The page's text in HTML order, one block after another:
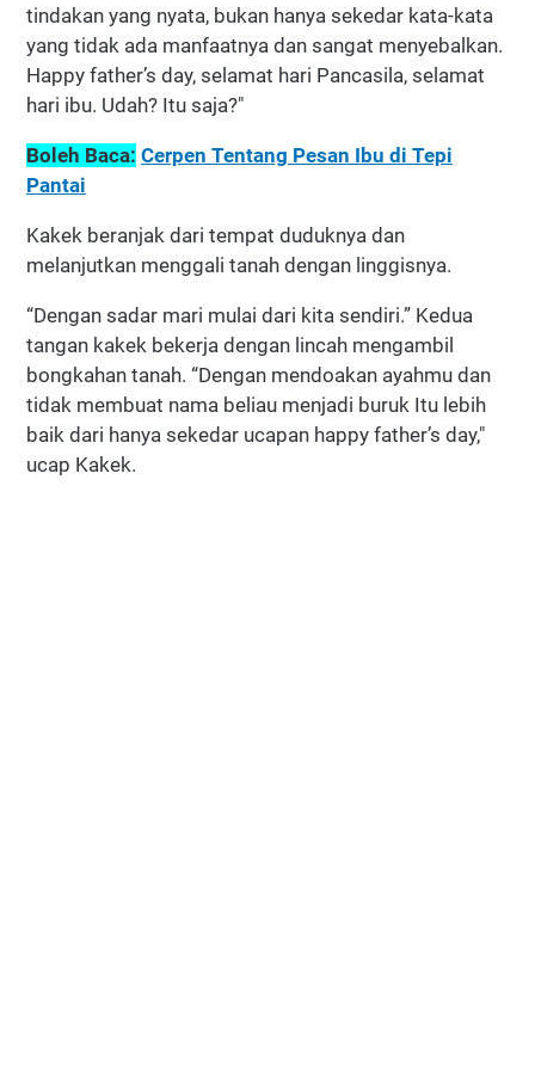
tindakan yang nyata, bukan hanya sekedar kata-kata
yang tidak ada manfaatnya dan sangat menyebalkan.
Happy father’s day, selamat hari Pancasila, selamat
hari ibu. Udah? Itu saja?"
Boleh Baca: Cerpen Tentang Pesan Ibu di Tepi
Pantai
Kakek beranjak dari tempat duduknya dan
melanjutkan menggali tanah dengan linggisnya.
“Dengan sadar mari mulai dari kita sendiri.” Kedua
tangan kakek bekerja dengan lincah mengambil
bongkahan tanah. “Dengan mendoakan ayahmu dan
tidak membuat nama beliau menjadi buruk Itu lebih
baik dari hanya sekedar ucapan happy father’s day,"
ucap Kakek.